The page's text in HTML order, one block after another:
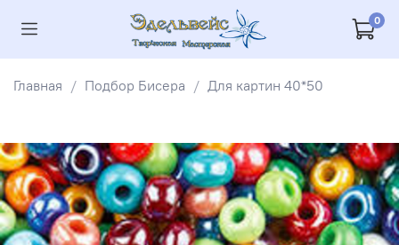
0
Главная Подбор Бисера Для картин 40*50